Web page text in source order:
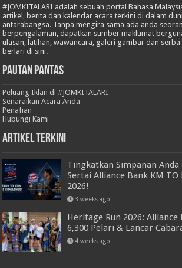
#JOMKITALARI adalah sebuah portal Bahasa
artikel, berita dan kalendar acara terkini di dalam
antarabangsa. Tanpa mengira sama ada anda
berpengalaman, dapatkan sumber maklumat
ulasan, latihan, wawancara, galeri gambar dan
berlari di sini.
Pautan Pantas
Peluang Iklan di #JOMKITALARI
Senaraikan Acara Anda
Penafian
Hubungi Kami
Artikel Terkini
Tingkatkan Simpanan
Sertai Alliance Bank KM TO
2026!
3 weeks ago
Heritage Run 2026: Alliance
6,300 Pelari & Lancar
4 weeks ago